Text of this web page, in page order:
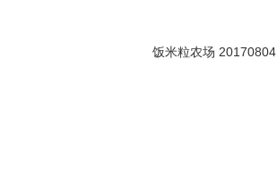
饭米粒农场 20170804